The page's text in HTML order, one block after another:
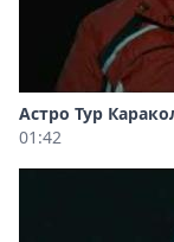
Астро Тур
01:42